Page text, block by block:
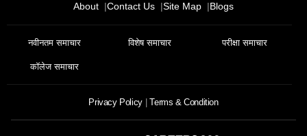
About Contact Us Site Map Blogs
नवीनतम समाचार विशेष समाचार परीक्षा समाचार
कॉलेज समाचार
Privacy Policy Terms & Condition